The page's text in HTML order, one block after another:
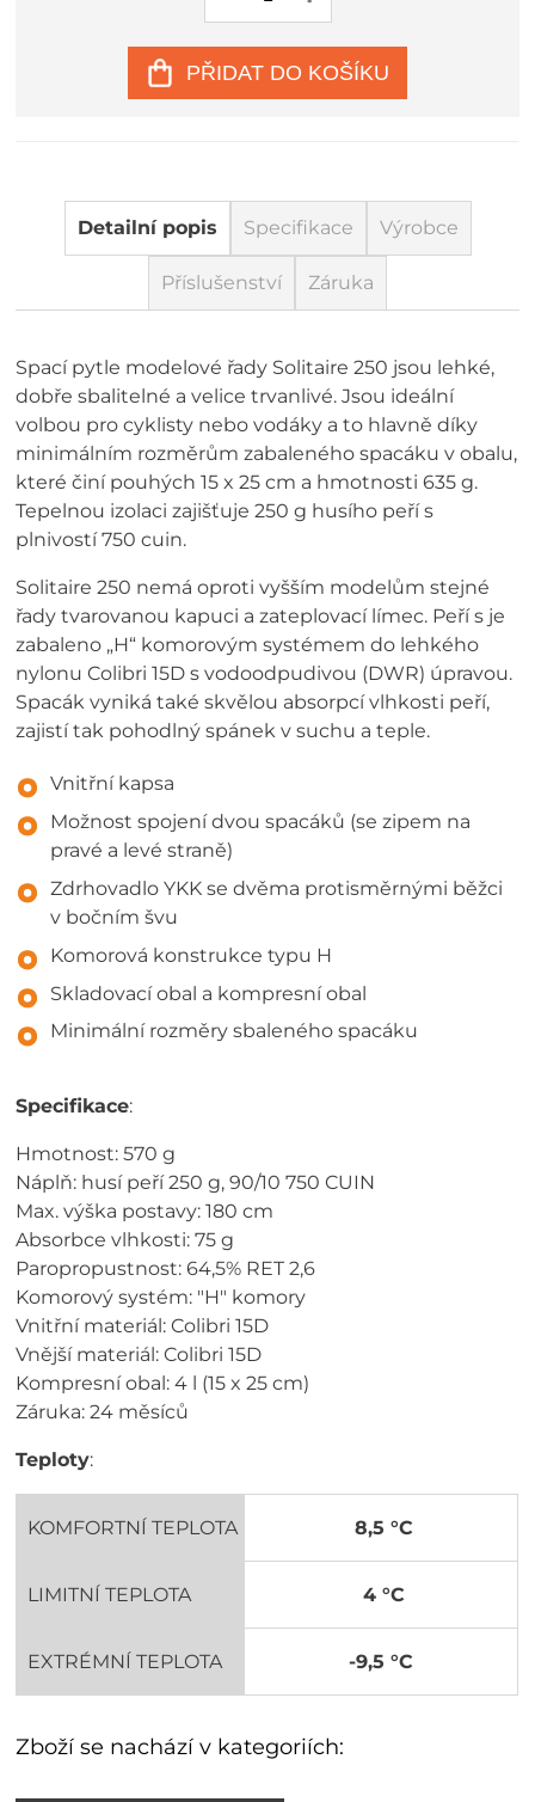
PŘIDAT DO KOŠÍKU
Detailní popis Specifikace Výrobce
Příslušenství Záruka
Spací pytle modelové řady Solitaire 250 jsou lehké,
dobře sbalitelné a velice trvanlivé. Jsou ideální
volbou pro cyklisty nebo vodáky a to hlavně díky
minimálním rozměrům zabaleného spacáku v obalu,
které činí pouhých 15 x 25 cm a hmotnosti 635 g.
Tepelnou izolaci zajišťuje 250 g husího peří s
plnivostí 750 cuin.
Solitaire 250 nemá oproti vyšším modelům stejné
řady tvarovanou kapuci a zateplovací límec. Peří s je
zabaleno „H“ komorovým systémem do lehkého
nylonu Colibri 15D s vodoodpudivou (DWR) úpravou.
Spacák vyniká také skvělou absorpcí vlhkosti peří,
zajistí tak pohodlný spánek v suchu a teple.
Vnitřní kapsa
Možnost spojení dvou spacáků (se zipem na
pravé a levé straně)
Zdrhovadlo YKK se dvěma protisměrnými běžci
v bočním švu
Komorová konstrukce typu H
Skladovací obal a kompresní obal
Minimální rozměry sbaleného spacáku
Specifikace:
Hmotnost: 570 g
Náplň: husí peří 250 g, 90/10 750 CUIN
Max. výška postavy: 180 cm
Absorbce vlhkosti: 75 g
Paropropustnost: 64,5% RET 2,6
Komorový systém: "H" komory
Vnitřní materiál: Colibri 15D
Vnější materiál: Colibri 15D
Kompresní obal: 4 l (15 x 25 cm)
Záruka: 24 měsíců
Teploty:
KOMFORTNÍ TEPLOTA 8,5 °C
LIMITNÍ TEPLOTA 4 °C
EXTRÉMNÍ TEPLOTA -9,5 °C
Zboží se nachází v kategoriích: